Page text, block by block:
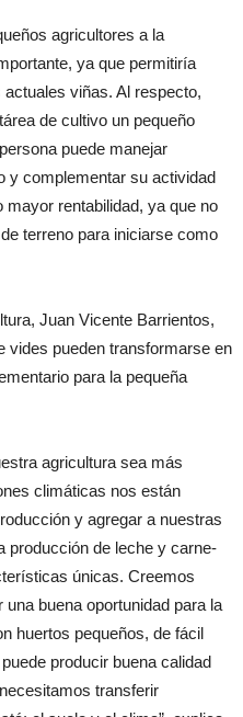
agricultores a la
ya que permitiría
viñas. Al respecto,
de cultivo un pequeño
puede manejar
y complementar su actividad
rentabilidad, ya que no
terreno para iniciarse como
Juan Vicente Barrientos,
vides pueden transformarse en
para la pequeña
agricultura sea más
climáticas nos están
y agregar a nuestras
producción de leche y carne-
únicas. Creemos
buena oportunidad para la
huertos pequeños, de fácil
producir buena calidad
transferir